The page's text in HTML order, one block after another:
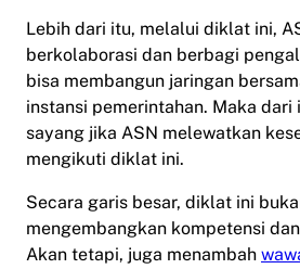
Lebih dari itu, melalui diklat ini,
berkolaborasi dan berbagi
bisa membangun jaringan
instansi pemerintahan. Maka dari
sayang jika ASN melewatkan
mengikuti diklat ini.
Secara garis besar, diklat ini
mengembangkan kompetensi
Akan tetapi, juga menambah